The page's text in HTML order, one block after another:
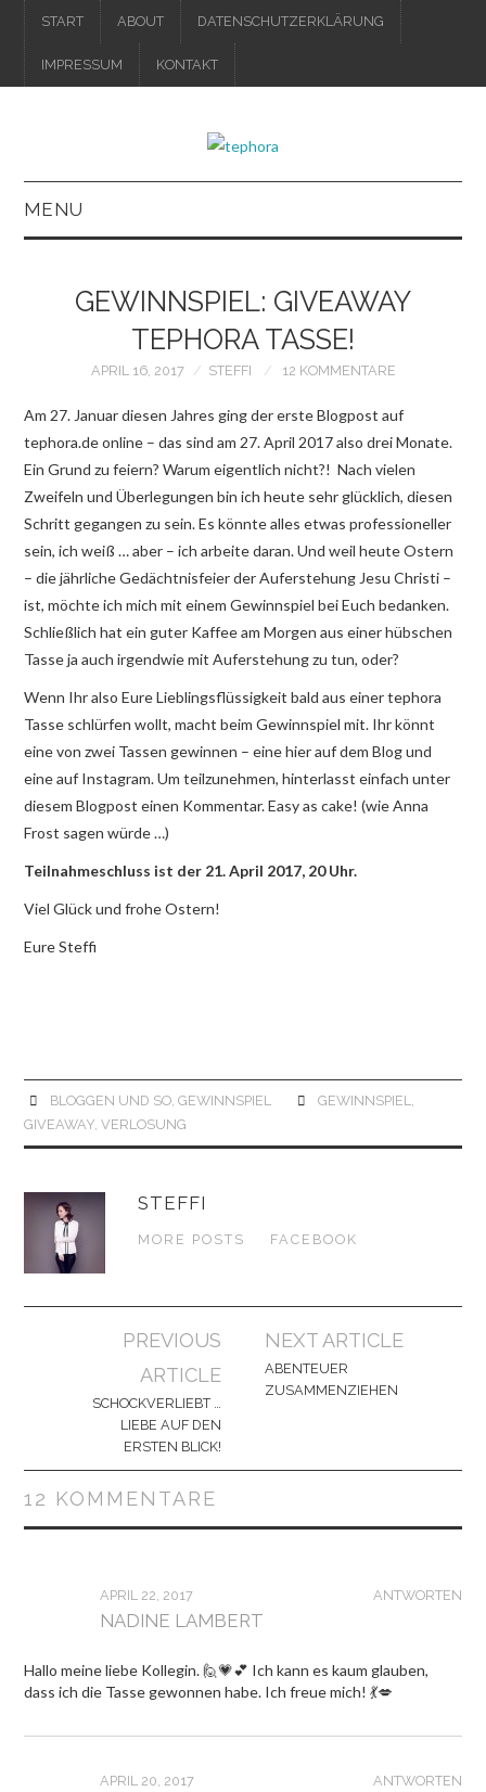
START ABOUT DATENSCHUTZERKLÄRUNG
IMPRESSUM KONTAKT
MENU
DATENSCHUTZERKLÄRUNG
GEWINNSPIEL: GIVEAWAY
TEPHORA TASSE!
APRIL 16, 2017 STEFFI 12 KOMMENTARE
Am 27. Januar diesen Jahres ging der erste Blogpost auf
tephora.de online – das sind am 27. April 2017 also drei Monate.
Ein Grund zu feiern? Warum eigentlich nicht?! Nach vielen
Zweifeln und Überlegungen bin ich heute sehr glücklich, diesen
Schritt gegangen zu sein. Es könnte alles etwas professioneller
sein, ich weiß … aber – ich arbeite daran. Und weil heute Ostern
– die jährliche Gedächtnisfeier der Auferstehung Jesu Christi –
ist, möchte ich mich mit einem Gewinnspiel bei Euch bedanken.
Schließlich hat ein guter Kaffee am Morgen aus einer hübschen
Tasse ja auch irgendwie mit Auferstehung zu tun, oder?
Wenn Ihr also Eure Lieblingsflüssigkeit bald aus einer tephora
Tasse schlürfen wollt, macht beim Gewinnspiel mit. Ihr könnt
eine von zwei Tassen gewinnen – eine hier auf dem Blog und
eine auf Instagram. Um teilzunehmen, hinterlasst einfach unter
diesem Blogpost einen Kommentar. Easy as cake! (wie Anna
Frost sagen würde …)
Teilnahmeschluss ist der 21. April 2017, 20 Uhr.
Viel Glück und frohe Ostern!
Eure Steffi
BLOGGEN UND SO, GEWINNSPIEL GEWINNSPIEL,
GIVEAWAY,VERLOSUNG
STEFFI
MORE POSTS FACEBOOK
Navigation
PREVIOUS
ARTICLE
SCHOCKVERLIEBT …
LIEBE AUF DEN
ERSTEN BLICK!
NEXT ARTICLE
ABENTEUER
ZUSAMMENZIEHEN
12 KOMMENTARE
ANTWORTEN
APRIL 22, 2017
NADINE LAMBERT
Hallo meine liebe Kollegin. 🙋💗💕 Ich kann es kaum glauben,
dass ich die Tasse gewonnen habe. Ich freue mich! 💃💋
ANTWORTEN
APRIL 20, 2017